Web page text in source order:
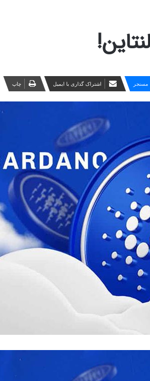
مسنجر اشتراک گذاری با ایمیل چاپ